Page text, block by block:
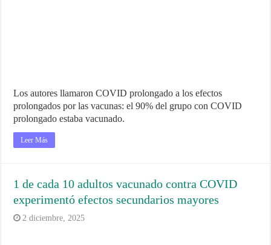
Los autores llamaron COVID prolongado a los efectos
prolongados por las vacunas: el 90% del grupo con COVID
prolongado estaba vacunado.
Leer Más
1 de cada 10 adultos vacunado contra COVID
experimentó efectos secundarios mayores
2 diciembre, 2025